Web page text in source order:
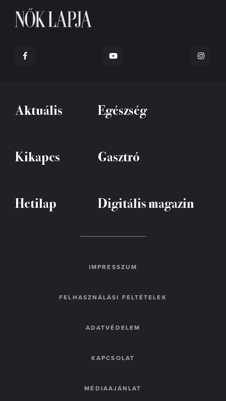
Aktuális Egészség
Kikapcs Gasztró
Hetilap Digitális magazin
IMPRESSZUM
FELHASZNÁLÁSI FELTÉTELEK
ADATVÉDELEM
KAPCSOLAT
MÉDIAAJÁNLAT